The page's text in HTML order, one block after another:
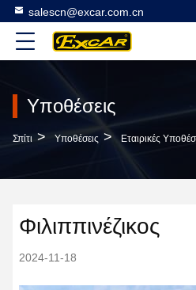
salescn@excar.com.cn
Υποθέσεις
Σπίτι > Υποθέσεις > Εταιρικές
Φιλιππινέζικος
2024-11-18